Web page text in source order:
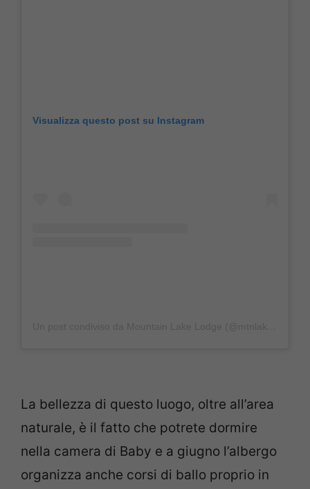
Visualizza questo post su Instagram
La bellezza di questo luogo, oltre all’area
naturale, è il fatto che potrete dormire
nella camera di Baby e a giugno l’albergo
organizza anche corsi di ballo proprio in